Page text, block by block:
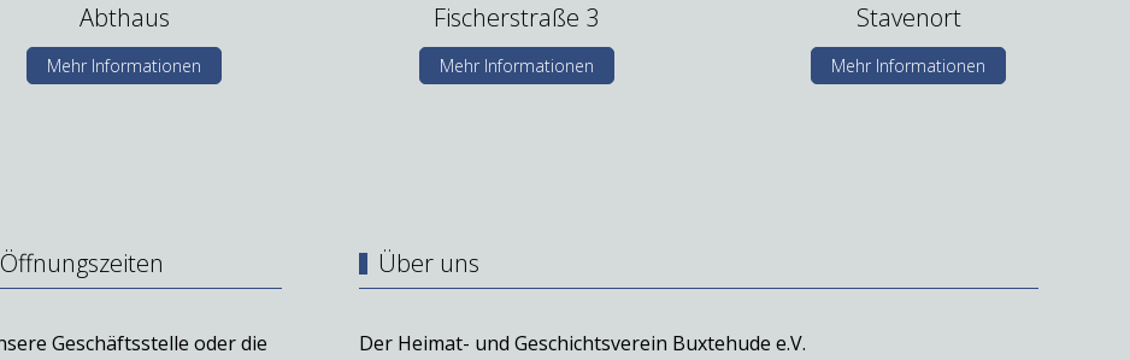
Abthaus
Mehr Informationen
Fischerstraße 3
Mehr Informationen
Stavenort
Mehr Informationen
Öffnungszeiten
Geschäftsstelle oder die
Über uns
Der Heimat- und Geschichtsverein Buxtehude e.V.